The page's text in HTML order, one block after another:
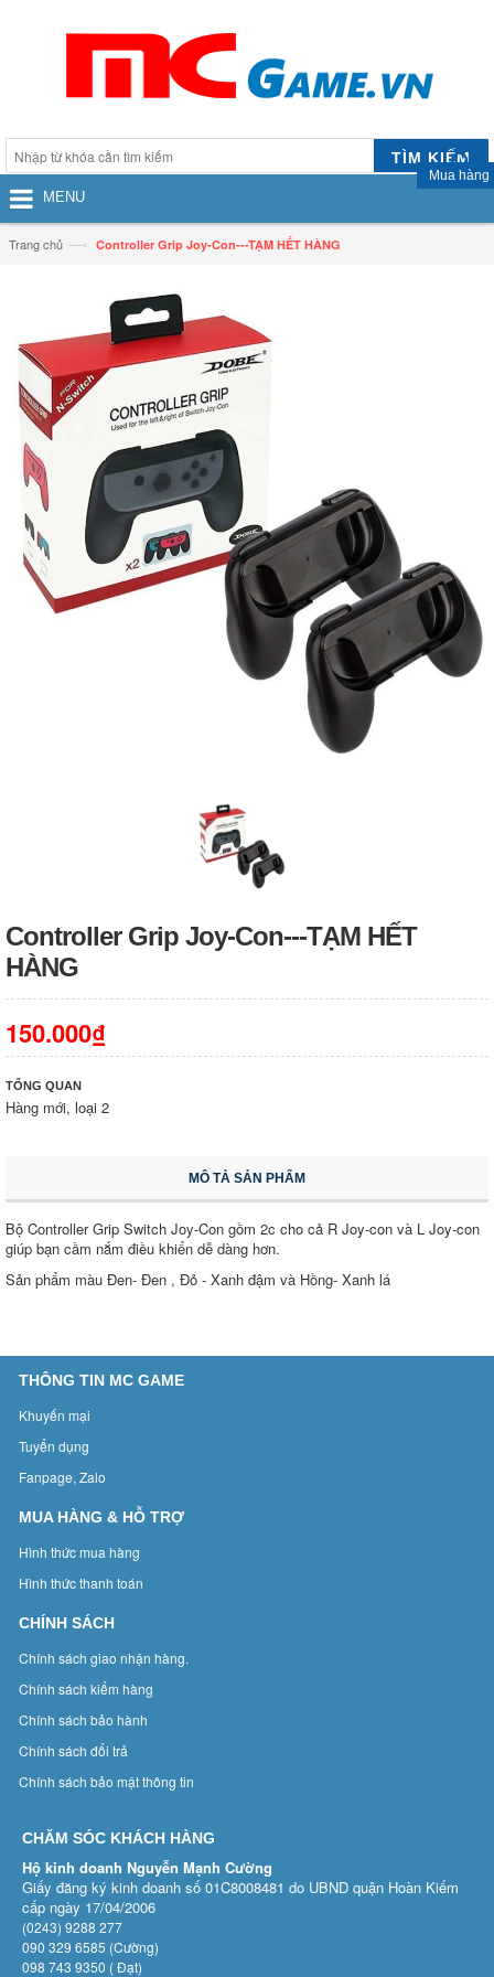
TÌM KIẾM
Mua hàng
MENU
Trang chủ —› Controller Grip Joy-Con---TẠM HẾT HÀNG
Controller Grip Joy-Con---TẠM HẾT
HÀNG
150.000₫
TỔNG QUAN
Hàng mới, loại 2
MÔ TẢ SẢN PHẨM
Bộ Controller Grip Switch Joy-Con gồm 2c cho cả R Joy-con và L Joy-con
giúp bạn cầm nắm điều khiển dễ dàng hơn.
Sản phẩm màu Đen- Đen , Đỏ - Xanh đậm và Hồng- Xanh lá
THÔNG TIN MC GAME
Khuyến mại
Tuyển dụng
Fanpage, Zalo
MUA HÀNG & HỖ TRỢ
Hình thức mua hàng
Hình thức thanh toán
CHÍNH SÁCH
Chính sách giao nhận hàng.
Chính sách kiểm hàng
Chính sách bảo hành
Chính sách đổi trả
Chính sách bảo mật thông tin
CHĂM SÓC KHÁCH HÀNG
Hộ kinh doanh Nguyễn Mạnh Cường
Giấy đăng ký kinh doanh số 01C8008481 do UBND quận Hoàn Kiếm
cấp ngày 17/04/2006
(0243) 9288 277
090 329 6585 (Cường)
098 743 9350 ( Đạt)